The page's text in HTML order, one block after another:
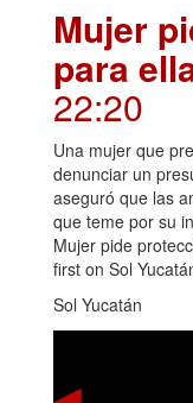
Mujer
para
22:20
Una mujer que
denunciar un
aseguró que las
que teme por su
Mujer pide
first on Sol
Sol Yucatán